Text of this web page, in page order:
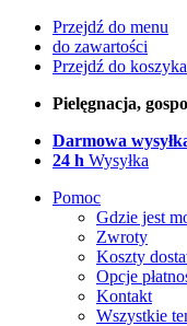
Przejdź do menu
do zawartości
Przejdź do koszyka
Pielęgnacja,
Darmowa
24 h Wysyłka
Pomoc
Gdzie jest
Zwroty
Koszty
Opcje
Kontakt
Wszystkie